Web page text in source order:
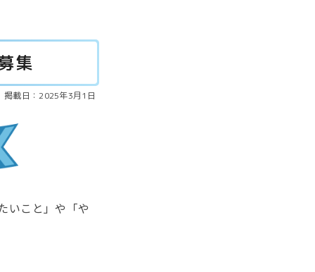
集
掲載日：2025年3月1日
いこと」や「や